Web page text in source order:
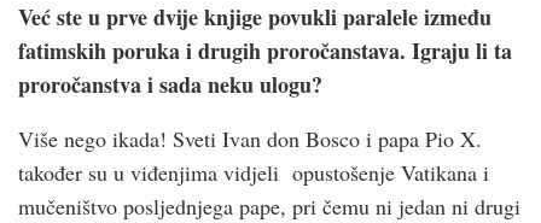
Već ste u prve dvije knjige povukli paralele između
fatimskih poruka i drugih proročanstava. Igraju li ta
proročanstva i sada neku ulogu?
Više nego ikada! Sveti Ivan don Bosco i papa Pio X.
također su u viđenjima vidjeli opustošenje Vatikana i
mučeništvo posljednjega pape, pri čemu ni jedan ni drugi